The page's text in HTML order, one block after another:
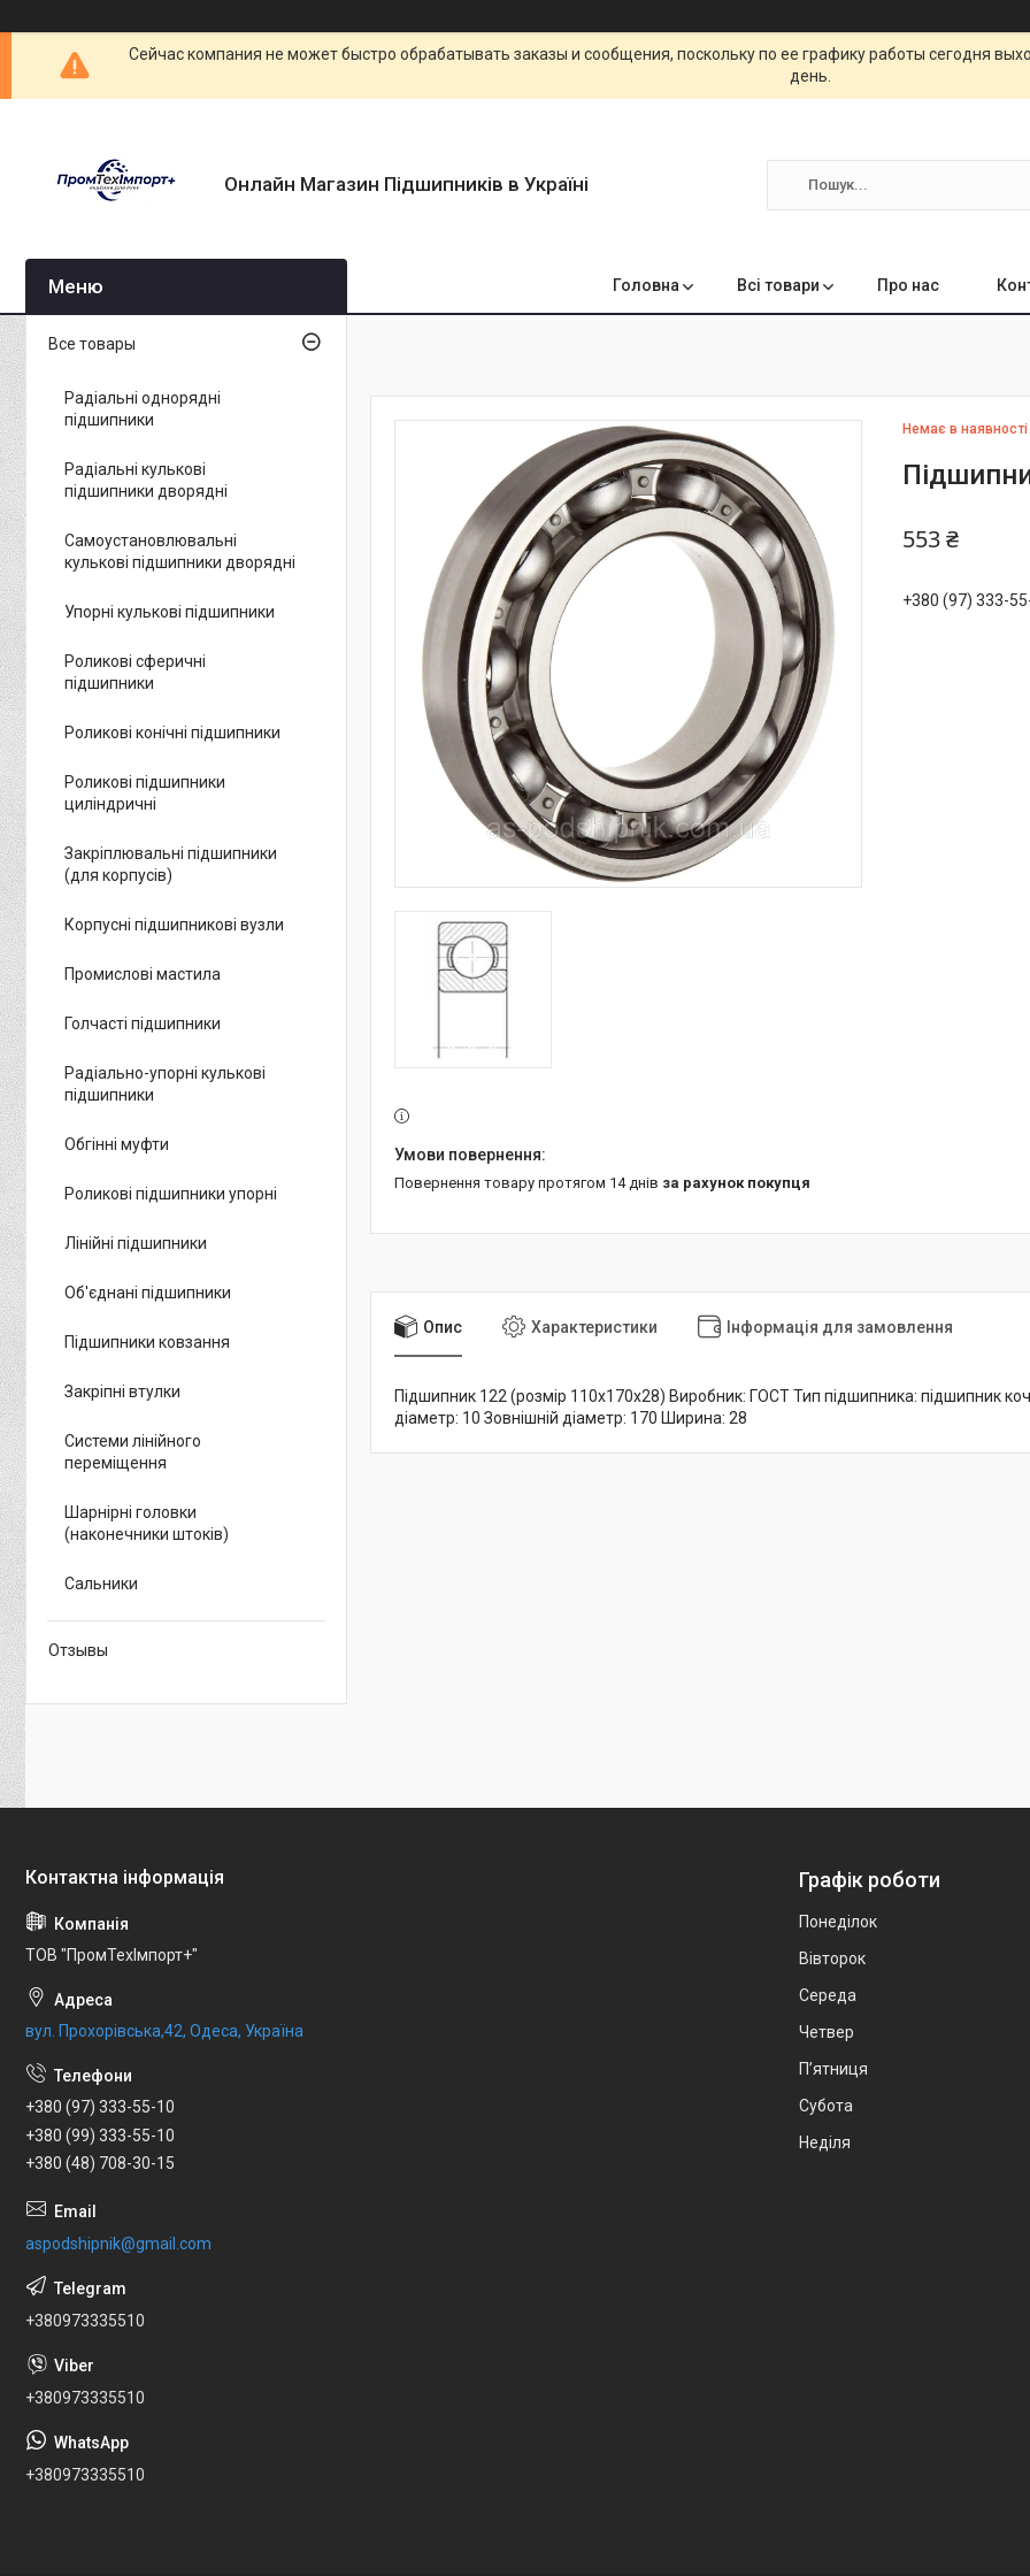
Сейчас компания не может быстро обрабатывать заказы и сообщения, поскольку по ее графику работы сегодня
день.
Онлайн Магазин Підшипників в Україні
Головна Всі товари Про нас
Немає в наявності
553 ₴
+380 (97) 333-
повернення товару протягом 14 днів за рахунок покупця
Опис Характеристики Інформація для замовлення
Підшипник 122 (розмір 110x170x28) Виробник: ГОСТ Тип підшипника: підшипник
діаметр: 10 Зовнішній діаметр: 170 Ширина: 28
Все товары
Радіальні однорядні
підшипники
Радіальні кулькові
підшипники дворядні
Самоустановлювальні
кулькові підшипники дворядні
Упорні кулькові підшипники
Роликові сферичні
підшипники
Роликові конічні підшипники
Роликові підшипники
циліндричні
Закріплювальні підшипники
(для корпусів)
Корпусні підшипникові вузли
Промислові мастила
Голчасті підшипники
Радіально-упорні кулькові
підшипники
Обгінні муфти
Роликові підшипники упорні
Лінійні підшипники
Об'єднані підшипники
Підшипники ковзання
Закріпні втулки
Системи лінійного
переміщення
Шарнірні головки
(наконечники штоків)
Сальники
Отзывы
ТОВ "ПромТехІмпорт+"
вул. Прохорівська,42, Одеса, Україна
+380 (97) 333-55-10
+380 (99) 333-55-10
+380 (48) 708-30-15
aspodshipnik@gmail.com
+380973335510
+380973335510
+380973335510
Графік роботи
Понеділок
Вівторок
Середа
Четвер
Пʼятниця
Субота
Неділя